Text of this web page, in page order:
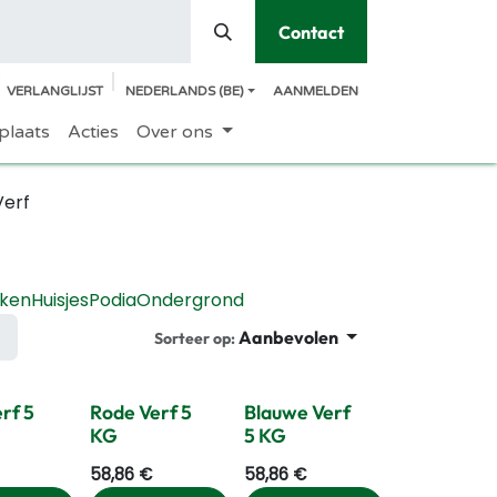
Contact
VERLANGLIJST NEDERLANDS (BE) AANMELDEN
Acties Over ons
HuisjesPodiaOndergrond
Sorteer op:Aanbevolen
5
Rode Verf 5
KG
58,86€
Blauwe Verf
5 KG
58,86€